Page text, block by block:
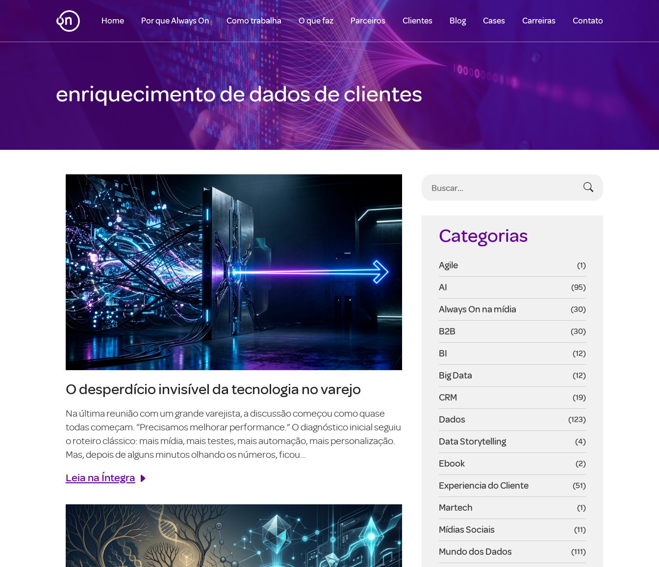
Home Por que Always On Como trabalha O que faz Parceiros Clientes Blog Cases Carreiras Contato
enriquecimento de dados de clientes
O desperdício invisível da tecnologia no varejo
Na última reunião com um grande varejista, a discussão começou como quase
todas começam. “Precisamos melhorar performance.” O diagnóstico inicial seguiu
o roteiro clássico: mais mídia, mais testes, mais automação, mais personalização.
Mas, depois de alguns minutos olhando os números, ficou...
Leia na Íntegra
Categorias
Agile (1)
AI (95)
Always On na mídia (30)
B2B (30)
BI (12)
Big Data (12)
CRM (19)
Dados (123)
Data Storytelling (4)
Ebook (2)
Experiencia do Cliente (51)
Martech (1)
Mídias Sociais (11)
Mundo dos Dados (111)